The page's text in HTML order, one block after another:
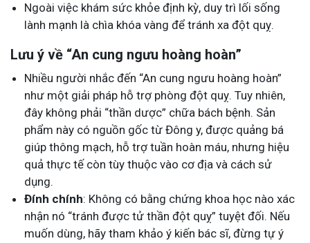
Ngoài việc khám sức khỏe định kỳ, duy trì lối sống
lành mạnh là chìa khóa vàng để tránh xa đột quỵ.
Lưu ý về “An cung ngưu hoàng hoàn”
Nhiều người nhắc đến “An cung ngưu hoàng hoàn”
như một giải pháp hỗ trợ phòng đột quỵ. Tuy nhiên,
đây không phải “thần dược” chữa bách bệnh. Sản
phẩm này có nguồn gốc từ Đông y, được quảng bá
giúp thông mạch, hỗ trợ tuần hoàn máu, nhưng hiệu
quả thực tế còn tùy thuộc vào cơ địa và cách sử
dụng.
Đính chính: Không có bằng chứng khoa học nào xác
nhận nó “tránh được tử thần đột quỵ” tuyệt đối. Nếu
muốn dùng, hãy tham khảo ý kiến bác sĩ, đừng tự ý